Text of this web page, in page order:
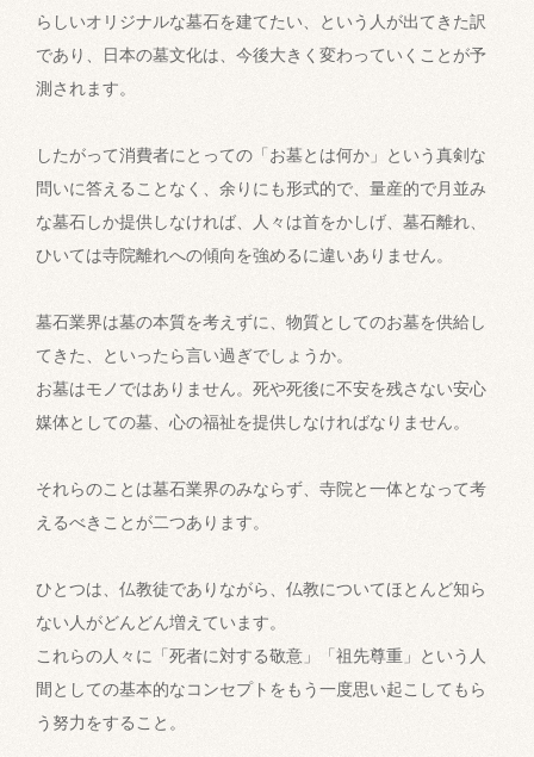
らしいオリジナルな墓石を建てたい、という人が出てきた訳
であり、日本の墓文化は、今後大きく変わっていくことが予
測されます。
したがって消費者にとっての「お墓とは何か」という真剣な
問いに答えることなく、余りにも形式的で、量産的で月並み
な墓石しか提供しなければ、人々は首をかしげ、墓石離れ、
ひいては寺院離れへの傾向を強めるに違いありません。
墓石業界は墓の本質を考えずに、物質としてのお墓を供給し
てきた、といったら言い過ぎでしょうか。
お墓はモノではありません。死や死後に不安を残さない安心
媒体としての墓、心の福祉を提供しなければなりません。
それらのことは墓石業界のみならず、寺院と一体となって考
えるべきことが二つあります。
ひとつは、仏教徒でありながら、仏教についてほとんど知ら
ない人がどんどん増えています。
これらの人々に「死者に対する敬意」「祖先尊重」という人
間としての基本的なコンセプトをもう一度思い起こしてもら
う努力をすること。